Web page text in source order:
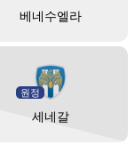
베네수엘라
원정
세네갈